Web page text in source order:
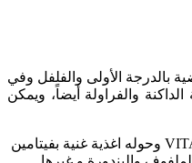
بالدرجة الأولى والفلفل وفي
والفراولة أيضاً، ويمكن